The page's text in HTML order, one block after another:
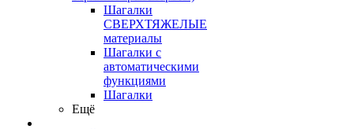
Шагалки
СВЕРХТЯЖЕЛЫЕ
материалы
Шагалки с
автоматическими
функциями
Шагалки
Ещё